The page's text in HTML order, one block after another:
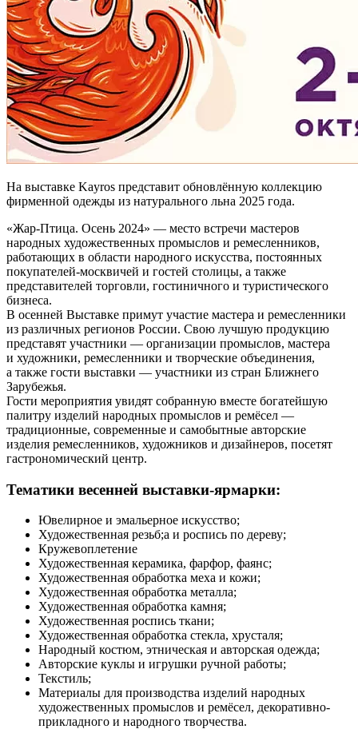
На выставке Kayros представит обновлённую коллекцию
фирменной одежды из натурального льна 2025 года.
«Жар-Птица. Осень 2024» — место встречи мастеров
народных художественных промыслов и ремесленников,
работающих в области народного искусства, постоянных
покупателей-москвичей и гостей столицы, а также
представителей торговли, гостиничного и туристического
бизнеса.
В осенней Выставке примут участие мастера и ремесленники
из различных регионов России. Свою лучшую продукцию
представят участники — организации промыслов, мастера
и художники, ремесленники и творческие объединения,
а также гости выставки — участники из стран Ближнего
Зарубежья.
Гости мероприятия увидят собранную вместе богатейшую
палитру изделий народных промыслов и ремёсел —
традиционные, современные и самобытные авторские
изделия ремесленников, художников и дизайнеров, посетят
гастрономический центр.
Тематики весенней выставки-ярмарки:
Ювелирное и эмальерное искусство;
Художественная резьб;а и роспись по дереву;
Кружевоплетение
Художественная керамика, фарфор, фаянс;
Художественная обработка меха и кожи;
Художественная обработка металла;
Художественная обработка камня;
Художественная роспись ткани;
Художественная обработка стекла, хрусталя;
Народный костюм, этническая и авторская одежда;
Авторские куклы и игрушки ручной работы;
Текстиль;
Материалы для производства изделий народных
художественных промыслов и ремёсел, декоративно-
прикладного и народного творчества.